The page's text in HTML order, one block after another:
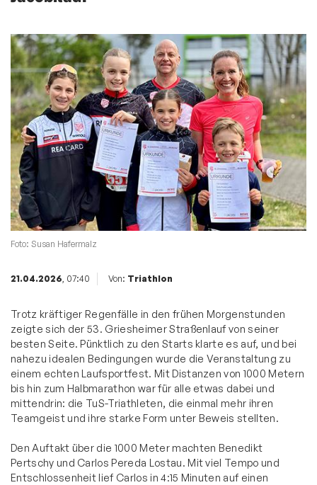
Foto: Susan Hafermalz
21.04.2026, 07:40 Von: Triathlon
Trotz kräftiger Regenfälle in den frühen Morgenstunden
zeigte sich der 53. Griesheimer Straßenlauf von seiner
besten Seite. Pünktlich zu den Starts klarte es auf, und bei
nahezu idealen Bedingungen wurde die Veranstaltung zu
einem echten Laufsportfest. Mit Distanzen von 1000 Metern
bis hin zum Halbmarathon war für alle etwas dabei und
mittendrin: die TuS-Triathleten, die einmal mehr ihren
Teamgeist und ihre starke Form unter Beweis stellten.
Den Auftakt über die 1000 Meter machten Benedikt
Pertschy und Carlos Pereda Lostau. Mit viel Tempo und
Entschlossenheit lief Carlos in 4:15 Minuten auf einen